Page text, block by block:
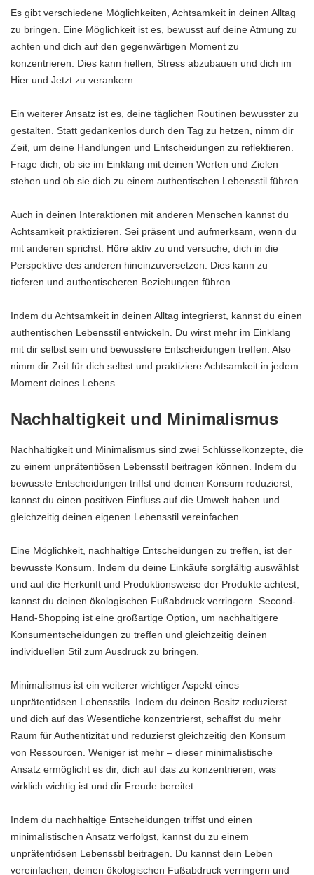
Es gibt verschiedene Möglichkeiten, Achtsamkeit in deinen Alltag
zu bringen. Eine Möglichkeit ist es, bewusst auf deine Atmung zu
achten und dich auf den gegenwärtigen Moment zu
konzentrieren. Dies kann helfen, Stress abzubauen und dich im
Hier und Jetzt zu verankern.
Ein weiterer Ansatz ist es, deine täglichen Routinen bewusster zu
gestalten. Statt gedankenlos durch den Tag zu hetzen, nimm dir
Zeit, um deine Handlungen und Entscheidungen zu reflektieren.
Frage dich, ob sie im Einklang mit deinen Werten und Zielen
stehen und ob sie dich zu einem authentischen Lebensstil führen.
Auch in deinen Interaktionen mit anderen Menschen kannst du
Achtsamkeit praktizieren. Sei präsent und aufmerksam, wenn du
mit anderen sprichst. Höre aktiv zu und versuche, dich in die
Perspektive des anderen hineinzuversetzen. Dies kann zu
tieferen und authentischeren Beziehungen führen.
Indem du Achtsamkeit in deinen Alltag integrierst, kannst du einen
authentischen Lebensstil entwickeln. Du wirst mehr im Einklang
mit dir selbst sein und bewusstere Entscheidungen treffen. Also
nimm dir Zeit für dich selbst und praktiziere Achtsamkeit in jedem
Moment deines Lebens.
Nachhaltigkeit und Minimalismus
Nachhaltigkeit und Minimalismus sind zwei Schlüsselkonzepte, die
zu einem unprätentiösen Lebensstil beitragen können. Indem du
bewusste Entscheidungen triffst und deinen Konsum reduzierst,
kannst du einen positiven Einfluss auf die Umwelt haben und
gleichzeitig deinen eigenen Lebensstil vereinfachen.
Eine Möglichkeit, nachhaltige Entscheidungen zu treffen, ist der
bewusste Konsum. Indem du deine Einkäufe sorgfältig auswählst
und auf die Herkunft und Produktionsweise der Produkte achtest,
kannst du deinen ökologischen Fußabdruck verringern. Second-
Hand-Shopping ist eine großartige Option, um nachhaltigere
Konsumentscheidungen zu treffen und gleichzeitig deinen
individuellen Stil zum Ausdruck zu bringen.
Minimalismus ist ein weiterer wichtiger Aspekt eines
unprätentiösen Lebensstils. Indem du deinen Besitz reduzierst
und dich auf das Wesentliche konzentrierst, schaffst du mehr
Raum für Authentizität und reduzierst gleichzeitig den Konsum
von Ressourcen. Weniger ist mehr – dieser minimalistische
Ansatz ermöglicht es dir, dich auf das zu konzentrieren, was
wirklich wichtig ist und dir Freude bereitet.
Indem du nachhaltige Entscheidungen triffst und einen
minimalistischen Ansatz verfolgst, kannst du zu einem
unprätentiösen Lebensstil beitragen. Du kannst dein Leben
vereinfachen, deinen ökologischen Fußabdruck verringern und